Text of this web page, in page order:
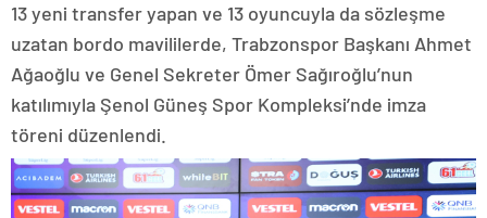
13 yeni transfer yapan ve 13 oyuncuyla da sözleşme
uzatan bordo mavililerde, Trabzonspor Başkanı Ahmet
Ağaoğlu ve Genel Sekreter Ömer Sağıroğlu’nun
katılımıyla Şenol Güneş Spor Kompleksi’nde imza
töreni düzenlendi.